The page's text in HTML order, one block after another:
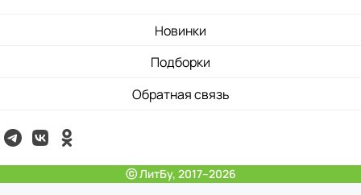
Новинки
Подборки
Обратная связь
ⓒ ЛитБу, 2017–2026